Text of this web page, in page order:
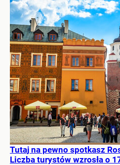
Tutaj na pewno spotkasz
Liczba turystów wzrosła o